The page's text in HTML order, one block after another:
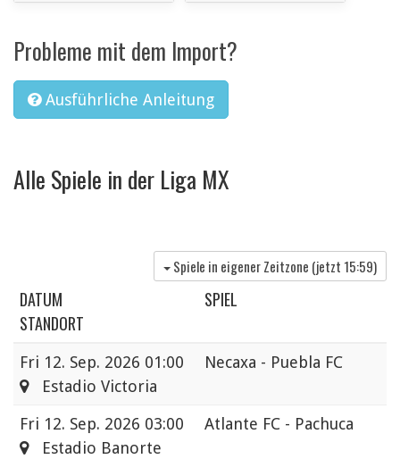
Probleme mit dem Import?
Ausführliche Anleitung
Alle Spiele in der Liga MX
Spiele in eigener Zeitzone (jetzt 15:59)
DATUM
SPIEL
STANDORT
Fri 12. Sep. 2026 01:00
Necaxa - Puebla FC
Estadio Victoria
Fri 12. Sep. 2026 03:00
Atlante FC - Pachuca
Estadio Banorte